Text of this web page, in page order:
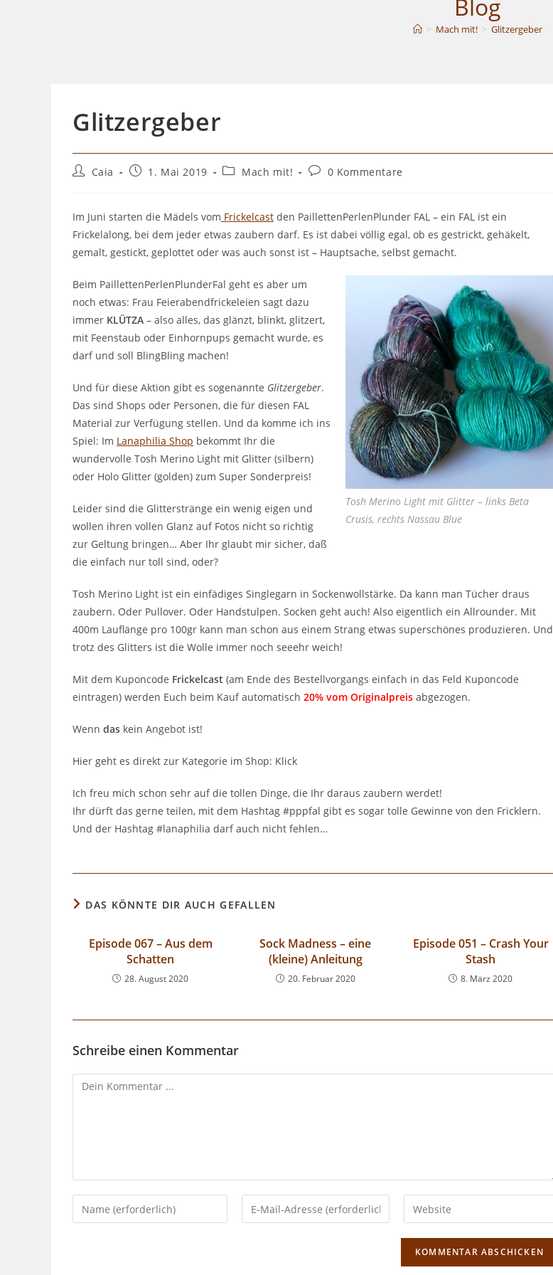
UMSCHALTEN
Blog
> Mach mit! > Glitzergeber
Glitzergeber
Beitrags-
Caia
Beitrag1. Mai 2019
Beitrags-
Mach mit!
Beitrags-
0 Kommentare
Im Juni starten die Mädels vom Frickelcast den PaillettenPerlenPlunder FAL – ein FAL ist ein
Frickelalong, bei dem jeder etwas zaubern darf. Es ist dabei völlig egal, ob es gestrickt, gehäkelt,
gemalt, gestickt, geplottet oder was auch sonst ist – Hauptsache, selbst gemacht.
Tosh Merino Light mit Glitter – links Beta
Crusis, rechts Nassau Blue
Beim PaillettenPerlenPlunderFal geht es aber um
noch etwas: Frau Feierabendfrickeleien sagt dazu
immer KLÜTZA – also alles, das glänzt, blinkt, glitzert,
mit Feenstaub oder Einhornpups gemacht wurde, es
darf und soll BlingBling machen!
Und für diese Aktion gibt es sogenannte Glitzergeber.
Das sind Shops oder Personen, die für diesen FAL
Material zur Verfügung stellen. Und da komme ich ins
Spiel: Im Lanaphilia Shop bekommt Ihr die
wundervolle Tosh Merino Light mit Glitter (silbern)
oder Holo Glitter (golden) zum Super Sonderpreis!
Leider sind die Glitterstränge ein wenig eigen und
wollen ihren vollen Glanz auf Fotos nicht so richtig
zur Geltung bringen… Aber Ihr glaubt mir sicher, daß
die einfach nur toll sind, oder?
Tosh Merino Light ist ein einfädiges Singlegarn in Sockenwollstärke. Da kann man Tücher draus
zaubern. Oder Pullover. Oder Handstulpen. Socken geht auch! Also eigentlich ein Allrounder. Mit
400m Lauflänge pro 100gr kann man schon aus einem Strang etwas superschönes produzieren. Und
trotz des Glitters ist die Wolle immer noch seeehr weich!
Mit dem Kuponcode Frickelcast (am Ende des Bestellvorgangs einfach in das Feld Kuponcode
eintragen) werden Euch beim Kauf automatisch 20% vom Originalpreis abgezogen.
Wenn das kein Angebot ist!
Hier geht es direkt zur Kategorie im Shop: Klick
Ich freu mich schon sehr auf die tollen Dinge, die Ihr daraus zaubern werdet!
Ihr dürft das gerne teilen, mit dem Hashtag #pppfal gibt es sogar tolle Gewinne von den Fricklern.
Und der Hashtag #lanaphilia darf auch nicht fehlen…
DAS KÖNNTE DIR AUCH GEFALLEN
Episode 067 – Aus dem
Schatten
28. August 2020
Sock Madness – eine
(kleine) Anleitung
20. Februar 2020
Episode 051 – Crash Your
Stash
8. März 2020
Schreibe einen Kommentar
Kommentieren
Gib
deinen
Gib
deine
Gib
deine
Website-
URL